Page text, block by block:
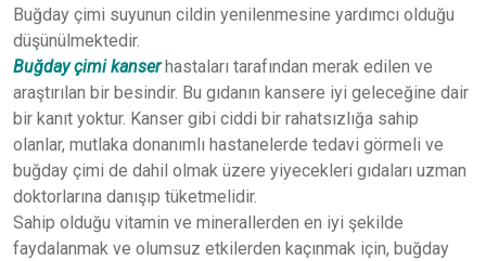
Buğday çimi suyunun cildin yenilenmesine yardımcı olduğu
düşünülmektedir.
Buğday çimi kanserhastaları tarafından merak edilen ve
araştırılan bir besindir. Bu gıdanın kansere iyi geleceğine dair
bir kanıt yoktur. Kanser gibi ciddi bir rahatsızlığa sahip
olanlar, mutlaka donanımlı hastanelerde tedavi görmeli ve
buğday çimi de dahil olmak üzere yiyecekleri gıdaları uzman
doktorlarına danışıp tüketmelidir.
Sahip olduğu vitamin ve minerallerden en iyi şekilde
faydalanmak ve olumsuz etkilerden kaçınmak için, buğday